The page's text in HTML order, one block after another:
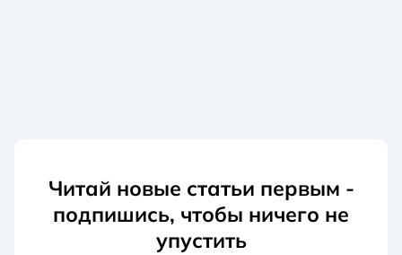
Читай новые статьи первым -
подпишись, чтобы ничего не
упустить